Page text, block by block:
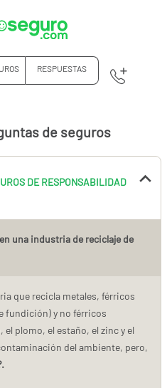
RESPUESTAS
de seguros
DE RESPONSABILIDAD
una industria de reciclaje de
que recicla metales, férricos
fundición) y no férricos
plomo, el estaño, el zinc y el
del ambiente, pero,